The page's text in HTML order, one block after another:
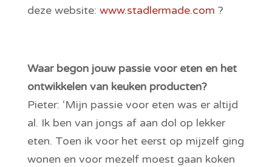
deze website: www.stadlermade.com ?
Waar begon jouw passie voor eten en het
ontwikkelen van keuken producten?
Pieter: ‘Mijn passie voor eten was er altijd
al. Ik ben van jongs af aan dol op lekker
eten. Toen ik voor het eerst op mijzelf ging
wonen en voor mezelf moest gaan koken